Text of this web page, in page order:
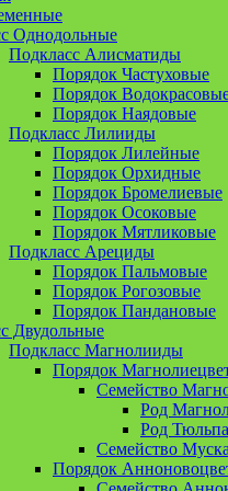
Однодольные
Подкласс Алисматиды
Порядок Частуховые
Порядок
Порядок Наядовые
Подкласс Лилииды
Порядок Лилейные
Порядок Орхидные
Порядок Бромелиевые
Порядок Осоковые
Порядок Мятликовые
Подкласс Арециды
Порядок Пальмовые
Порядок Рогозовые
Порядок Пандановые
Двудольные
Подкласс Магнолииды
Порядок
Семейство
Род
Род
Семейство
Порядок